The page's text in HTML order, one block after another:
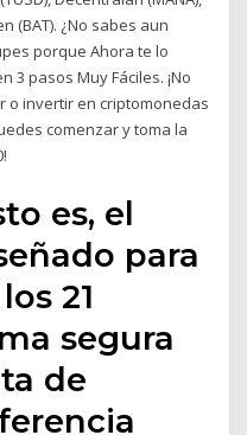
(BAT). ¿No sabes aun
porque Ahora te lo
3 pasos Muy Fáciles. ¡No
o invertir en criptomonedas
comenzar y toma la
es, el
para
21
segura
de